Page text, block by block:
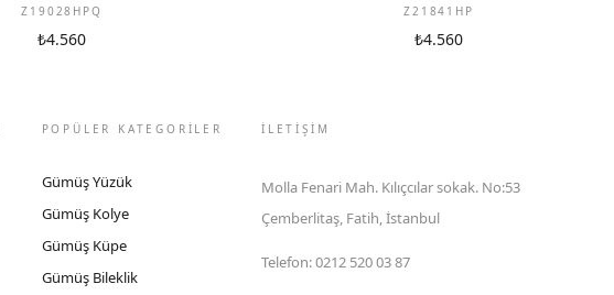
Z19028HPQ
₺4.560
Z21841HP
₺4.560
POPÜLER KATEGORİLER
Gümüş Yüzük
Gümüş Kolye
Gümüş Küpe
Gümüş Bileklik
İLETIŞIM
Molla Fenari Mah. Kılıçcılar sokak. No:53
Çemberlitaş, Fatih, İstanbul
Telefon:0212 520 03 87